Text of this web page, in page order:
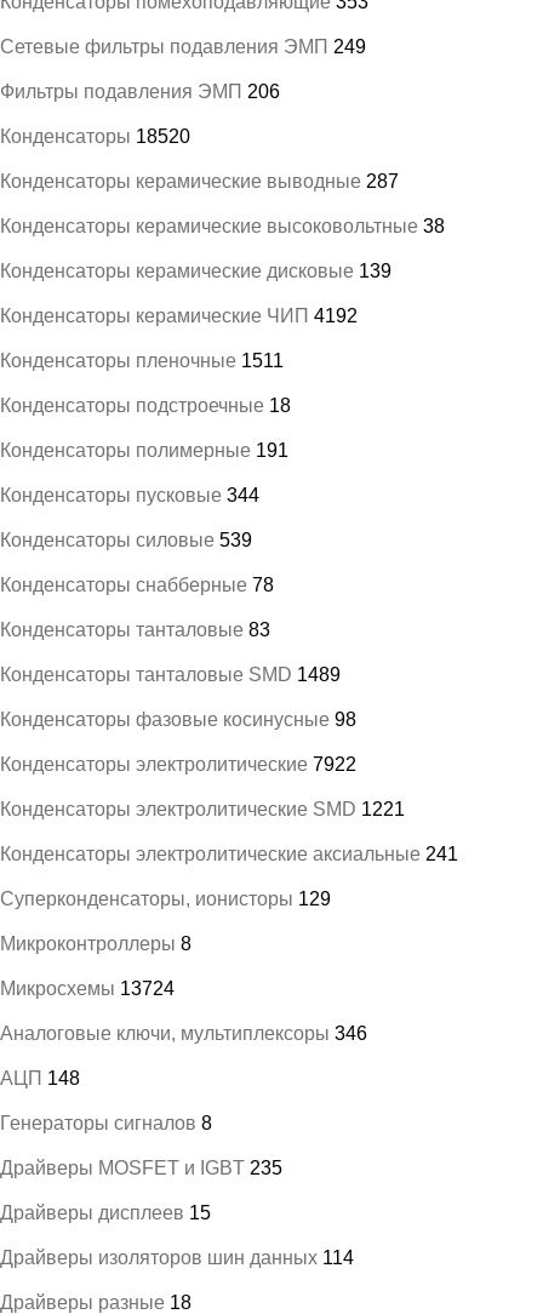
Сетевые фильтры подавления ЭМП 249
Фильтры подавления ЭМП 206
Конденсаторы 18520
Конденсаторы керамические выводные 287
Конденсаторы керамические высоковольтные 38
Конденсаторы керамические дисковые 139
Конденсаторы керамические ЧИП 4192
Конденсаторы пленочные 1511
Конденсаторы подстроечные 18
Конденсаторы полимерные 191
Конденсаторы пусковые 344
Конденсаторы силовые 539
Конденсаторы снабберные 78
Конденсаторы танталовые 83
Конденсаторы танталовые SMD 1489
Конденсаторы фазовые косинусные 98
Конденсаторы электролитические 7922
Конденсаторы электролитические SMD 1221
Конденсаторы электролитические аксиальные 241
Суперконденсаторы, ионисторы 129
Микроконтроллеры 8
Микросхемы 13724
Аналоговые ключи, мультиплексоры 346
АЦП 148
Генераторы сигналов 8
Драйверы MOSFET и IGBT 235
Драйверы дисплеев 15
Драйверы изоляторов шин данных 114
Драйверы разные 18